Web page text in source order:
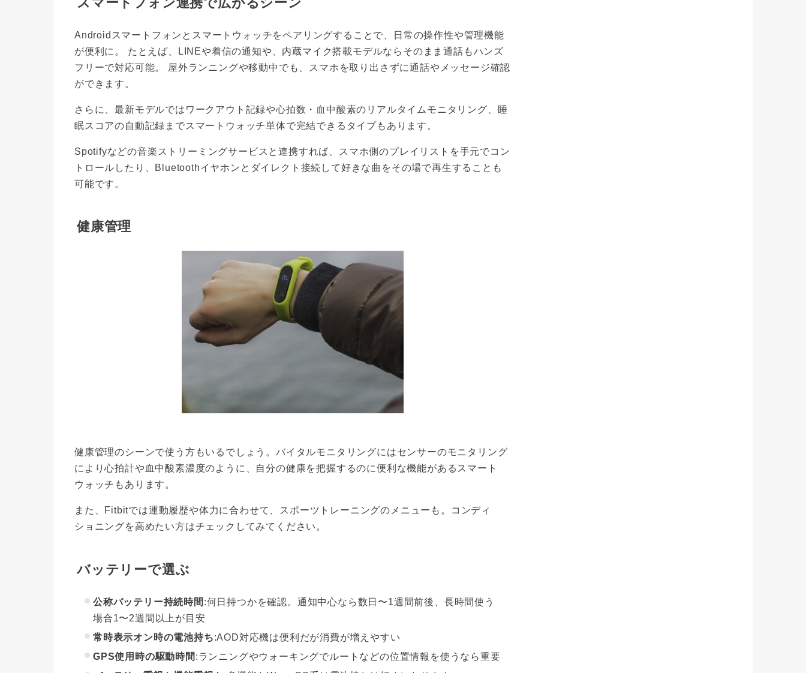
Androidスマートフォンとスマートウォッチをペアリングすることで、日常の操作性や管理機能
が便利に。 たとえば、LINEや着信の通知や、内蔵マイク搭載モデルならそのまま通話もハンズ
フリーで対応可能。 屋外ランニングや移動中でも、スマホを取り出さずに通話やメッセージ確認
ができます。
さらに、最新モデルではワークアウト記録や心拍数・血中酸素のリアルタイムモニタリング、睡
眠スコアの自動記録までスマートウォッチ単体で完結できるタイプもあります。
Spotifyなどの音楽ストリーミングサービスと連携すれば、スマホ側のプレイリストを手元でコン
トロールしたり、Bluetoothイヤホンとダイレクト接続して好きな曲をその場で再生することも
可能です。
健康管理
健康管理のシーンで使う方もいるでしょう。バイタルモニタリングにはセンサーのモニタリング
により心拍計や血中酸素濃度のように、自分の健康を把握するのに便利な機能があるスマート
ウォッチもあります。
また、Fitbitでは運動履歴や体力に合わせて、スポーツトレーニングのメニューも。コンディ
ショニングを高めたい方はチェックしてみてください。
バッテリーで選ぶ
公称バッテリー持続時間 :何日持つかを確認。通知中心なら数日〜1週間前後、長時間使う
場合1〜2週間以上が目安
常時表示オン時の電池持ち:AOD対応機は便利だが消費が増えやすい
GPS使用時の駆動時間 :ランニングやウォーキングでルートなどの位置情報を使うなら重要